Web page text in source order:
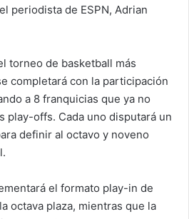
periodista de ESPN, Adrian
torneo de basketball más
completará con la participación
a 8 franquicias que ya no
play-offs. Cada uno disputará un
definir al octavo y noveno
el formato play-in de
octava plaza, mientras que la